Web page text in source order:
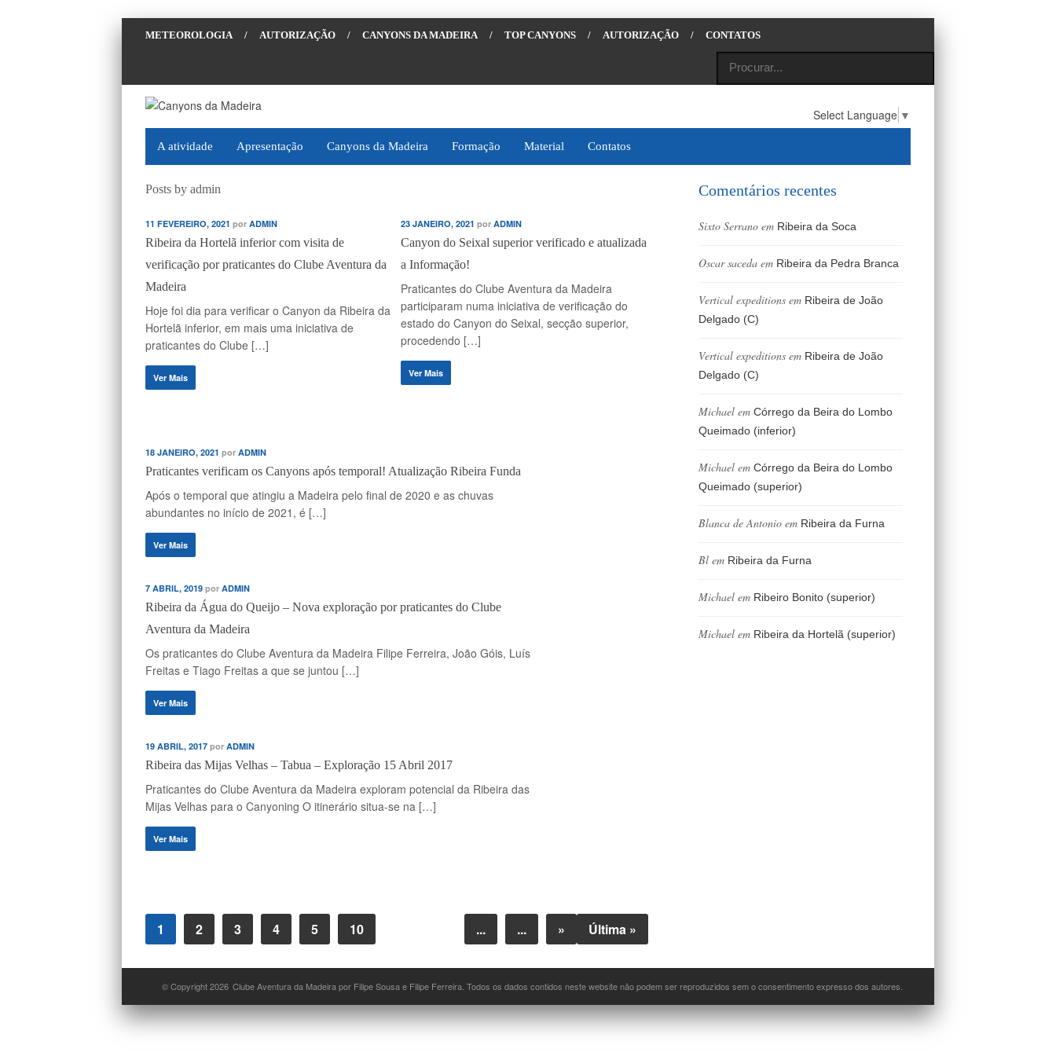
METEOROLOGIA / AUTORIZAÇÃO / CANYONS DA MADEIRA / TOP CANYONS / AUTORIZAÇÃO / CONTATOS
Select Language ▼
A atividade Apresentação Canyons da Madeira Formação Material Contatos
Posts by admin
11 FEVEREIRO, 2021 por ADMIN
Ribeira da Hortelã inferior com visita de
verificação por praticantes do Clube Aventura da
Madeira
Hoje foi dia para verificar o Canyon da Ribeira da
Hortelã inferior, em mais uma iniciativa de
praticantes do Clube […]
Ver Mais
23 JANEIRO, 2021 por ADMIN
Canyon do Seixal superior verificado e atualizada
a Informação!
Praticantes do Clube Aventura da Madeira
participaram numa iniciativa de verificação do
estado do Canyon do Seixal, secção superior,
procedendo […]
Ver Mais
18 JANEIRO, 2021 por ADMIN
Praticantes verificam os Canyons após temporal! Atualização Ribeira Funda
Após o temporal que atingiu a Madeira pelo final de 2020 e as chuvas
abundantes no início de 2021, é […]
Ver Mais
7 ABRIL, 2019 por ADMIN
Ribeira da Água do Queijo – Nova exploração por praticantes do Clube
Aventura da Madeira
Os praticantes do Clube Aventura da Madeira Filipe Ferreira, João Góis, Luís
Freitas e Tiago Freitas a que se juntou […]
Ver Mais
19 ABRIL, 2017 por ADMIN
Ribeira das Mijas Velhas – Tabua – Exploração 15 Abril 2017
Praticantes do Clube Aventura da Madeira exploram potencial da Ribeira das
Mijas Velhas para o Canyoning O itinerário situa-se na […]
Ver Mais
1 2 3 4 5 ...
10 ... » Última »
Comentários recentes
Sixto Serrano em Ribeira da Soca
Oscar saceda em Ribeira da Pedra Branca
Vertical expeditions em Ribeira de João
Delgado (C)
Vertical expeditions em Ribeira de João
Delgado (C)
Michael em Córrego da Beira do Lombo
Queimado (inferior)
Michael em Córrego da Beira do Lombo
Queimado (superior)
Blanca de Antonio em Ribeira da Furna
Bl em Ribeira da Furna
Michael em Ribeiro Bonito (superior)
Michael em Ribeira da Hortelã (superior)
© Copyright 2026 Clube Aventura da Madeira por Filipe Sousa e Filipe Ferreira. Todos os dados contidos neste website não podem ser reproduzidos sem o consentimento expresso dos autores.